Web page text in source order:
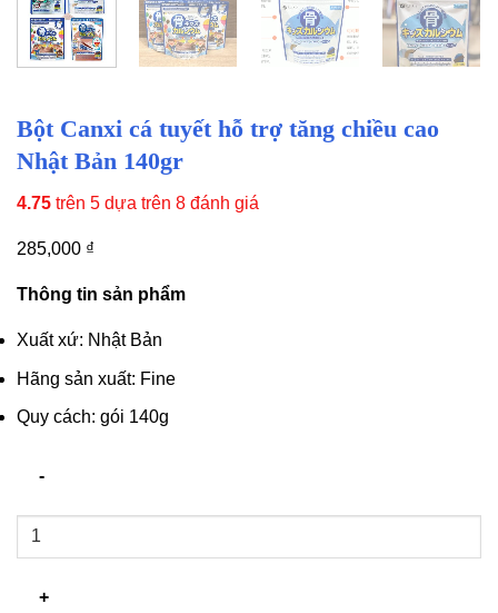
Bột Canxi cá tuyết hỗ trợ tăng chiều cao
Nhật Bản 140gr
4.75 trên 5 dựa trên 8 đánh giá
285,000 ₫
Thông tin sản phẩm
Xuất xứ: Nhật Bản
Hãng sản xuất: Fine
Quy cách: gói 140g
Bột
tuyết